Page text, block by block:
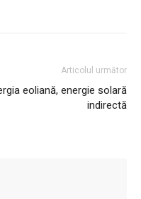
Articolul următor
eoliană, energie solară
indirectă